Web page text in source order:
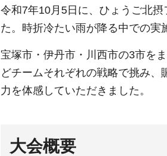
令和7年10月5日に、ひょうご北
た。時折冷たい雨が降る中での
宝塚市・伊丹市・川西市の3市を
どチームそれぞれの戦略で挑み
力を体感していただきました。
大会概要